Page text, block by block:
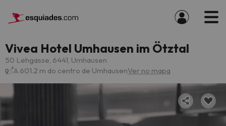
Vivea Hotel Umhausen im Ötztal
50 Lehgasse, 6441, Umhausen
A 601.2 m do centro de UmhausenVer no mapa